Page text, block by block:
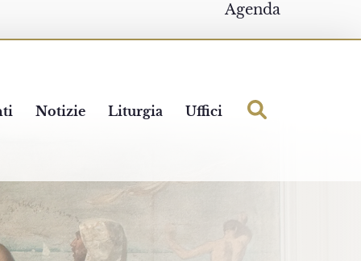
Agenda
Notizie Liturgia Uffici